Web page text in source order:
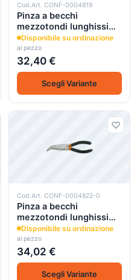
Cod.Art. CONF-0004819
Pinza a becchi
mezzotondi lunghissimi
diritti zigrinati 1166 beta
Disponibile su ordinazione
al pezzo
32,40 €
Scegli Variante
Cod.Art. CONF-0004822-0
Pinza a becchi
mezzotondi lunghissimi
piegati zigrinati 1168
beta
Disponibile su ordinazione
al pezzo
34,02 €
Scegli Variante